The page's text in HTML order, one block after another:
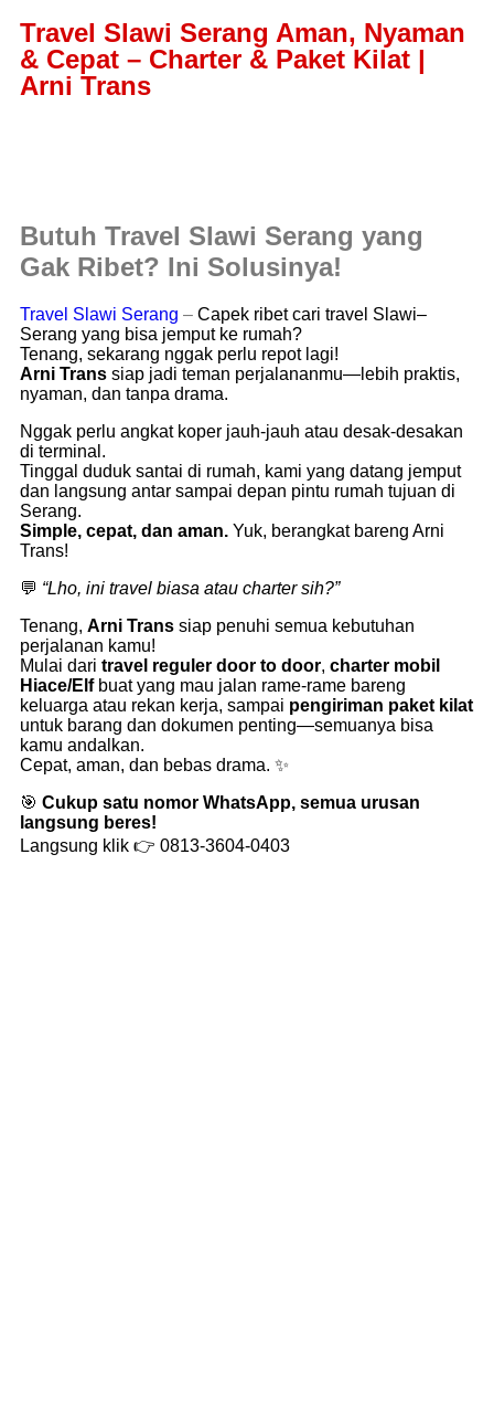
Travel Slawi Serang Aman, Nyaman
& Cepat – Charter & Paket Kilat |
Arni Trans
Butuh Travel Slawi Serang yang
Gak Ribet? Ini Solusinya!
Travel Slawi Serang – Capek ribet cari travel Slawi–
Serang yang bisa jemput ke rumah?
Tenang, sekarang nggak perlu repot lagi!
Arni Trans siap jadi teman perjalananmu—lebih praktis,
nyaman, dan tanpa drama.
Nggak perlu angkat koper jauh-jauh atau desak-desakan
di terminal.
Tinggal duduk santai di rumah, kami yang datang jemput
dan langsung antar sampai depan pintu rumah tujuan di
Serang.
Simple, cepat, dan aman. Yuk, berangkat bareng Arni
Trans!
💬 “Lho, ini travel biasa atau charter sih?”
Tenang, Arni Trans siap penuhi semua kebutuhan
perjalanan kamu!
Mulai dari travel reguler door to door, charter mobil
Hiace/Elfbuat yang mau jalan rame-rame bareng
keluarga atau rekan kerja, sampai pengiriman paket kilat
untuk barang dan dokumen penting—semuanya bisa
kamu andalkan.
Cepat, aman, dan bebas drama. ✨
🎯 Cukup satu nomor WhatsApp, semua urusan
langsung beres!
Langsung klik 👉 0813-3604-0403